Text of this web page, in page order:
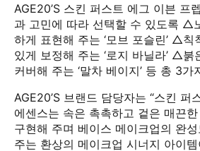
AGE20’S 스킨 퍼스트 에그 이븐 프
과 고민에 따라 선택할 수 있도록 △
하게 표현해 주는 ‘모브 포슬린’ △칙
있게 보정해 주는 ‘로지 바닐라’ △붉
커버해 주는 ‘말차 베이지’ 등 총 3
AGE20’S 브랜드 담당자는 “스킨 퍼
에센스는 속은 촉촉하고 겉은 매끈
구현해 주며 베이스 메이크업의 완
주는 환상의 메이크업 시너지 아이템